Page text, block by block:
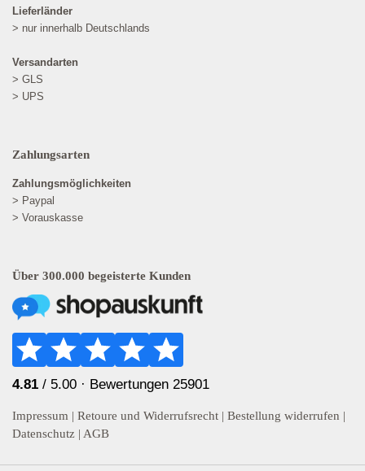
Lieferländer
> nur innerhalb Deutschlands
Versandarten
> GLS
> UPS
Zahlungsarten
Zahlungsmöglichkeiten
> Paypal
> Vorauskasse
Über 300.000 begeisterte Kunden
4.81 / 5.00 · Bewertungen 25901
Impressum | Retoure und Widerrufsrecht | Bestellung widerrufen |
Datenschutz | AGB